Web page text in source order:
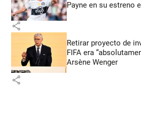
Payne en su estreno
share
Retirar proyecto de
FIFA era
Arsène Wenger
share